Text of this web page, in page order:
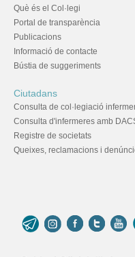
Què és el Col·legi
Portal de transparència
Publicacions
Informació de contacte
Bústia de suggeriments
Ciutadans
Consulta de col·legiació
Consulta d'infermeres amb
Registre de societats
Queixes, reclamacions i